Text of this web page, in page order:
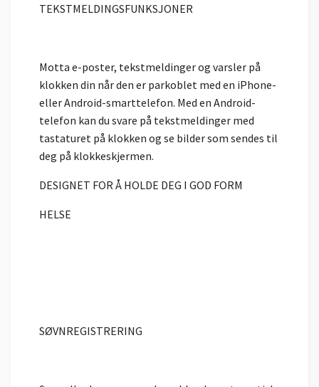
TEKSTMELDINGSFUNKSJONER
Motta e-poster, tekstmeldinger og varsler på
klokken din når den er parkoblet med en iPhone-
eller Android-smarttelefon. Med en Android-
telefon kan du svare på tekstmeldinger med
tastaturet på klokken og se bilder som sendes til
deg på klokkeskjermen.
DESIGNET FOR Å HOLDE DEG I GOD FORM
HELSE
SØVNREGISTRERING